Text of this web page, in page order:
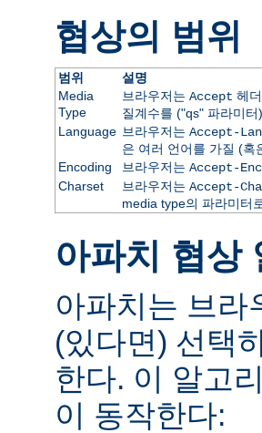
협상의 범위
범위
설명
Media
Type
브라우저는 Accept 헤
질계수를 ("qs" 파라미터
Language 브라우저는 Accept-
은 여러 언어를 가질 (혹
Encoding
브라우저는 Accept-
Charset
브라우저는 Accept-
media type의 파라미터
아파치 협상
아파치는 브라
(있다면) 선택
한다. 이 알고
이 동작한다: